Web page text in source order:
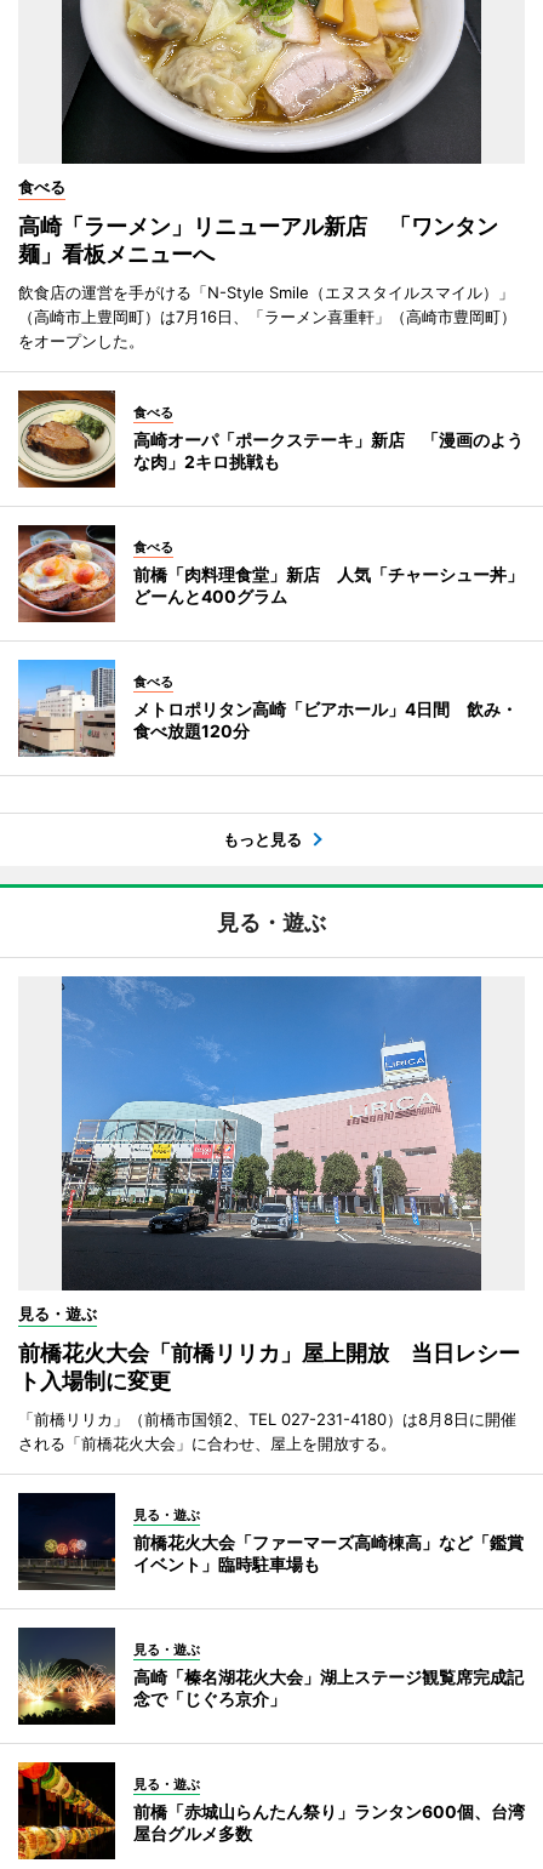
食べる
高崎「ラーメン」リニューアル新店 「ワンタン
麺」看板メニューへ
飲食店の運営を手がける「N-Style Smile（エヌスタイルスマイル）」
（高崎市上豊岡町）は7月16日、「ラーメン喜重軒」（高崎市豊岡町）
をオープンした。
食べる
高崎オーパ「ポークステーキ」新店 「漫画のよう
な肉」2キロ挑戦も
食べる
前橋「肉料理食堂」新店 人気「チャーシュー丼」
どーんと400グラム
食べる
メトロポリタン高崎「ビアホール」4日間 飲み・
食べ放題120分
もっと見る
見る・遊ぶ
見る・遊ぶ
前橋花火大会「前橋リリカ」屋上開放 当日レシー
ト入場制に変更
「前橋リリカ」（前橋市国領2、TEL 027-231-4180）は8月8日に開催
される「前橋花火大会」に合わせ、屋上を開放する。
見る・遊ぶ
前橋花火大会「ファーマーズ高崎棟高」など「鑑賞
イベント」臨時駐車場も
見る・遊ぶ
高崎「榛名湖花火大会」湖上ステージ観覧席完成記
念で「じぐろ京介」
見る・遊ぶ
前橋「赤城山らんたん祭り」ランタン600個、台湾
屋台グルメ多数